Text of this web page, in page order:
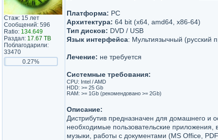
Стаж: 15 лет
Сообщений: 596
Ratio: 134.649
Раздал: 17.67 TB
Поблагодарили:
33470
0.27%
Платформа: PC
Архитектура: 64 bit (x64, amd64, x86-64)
Тип дисков: DVD / USB
Язык интерфейса: Мультиязычный (русский
Лечение: не требуется
Системные требования:
CPU: Intel / AMD
HDD: >= 25 Gb
RAM: >= 1Gb (рекомендовано >= 2Gb)
Описание:
Дистрибутив предназначен для домашнего и
необходимые пользовательские
музыки, работы с документами (MS Office,